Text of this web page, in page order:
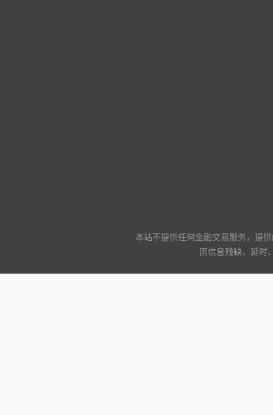
本站不提供任何金融交易服务，提
因信息残缺、延时